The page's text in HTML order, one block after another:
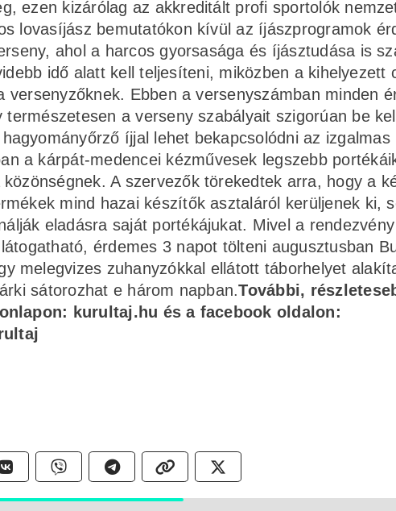
ezen kizárólag az akkreditált profi sportolók
lovasíjász bemutatókon kívül az íjászprogramok
ahol a harcos gyorsasága és íjásztudása is
idő alatt kell teljesíteni, miközben a kihelyezett
versenyzőknek. Ebben a versenyszámban minden
természetesen a verseny szabályait szigorúan be
íjjal lehet bekapcsolódni az izgalmas
a kárpát-medencei kézművesek legszebb
A szervezők törekedtek arra, hogy a
mind hazai készítők asztaláról kerüljenek ki,
eladásra saját portékájukat. Mivel a
érdemes 3 napot tölteni augusztusban
melegvizes zuhanyzókkal ellátott táborhelyet
sátorozhat e három napban.További,
kurultaj.hu és a facebook oldalon: